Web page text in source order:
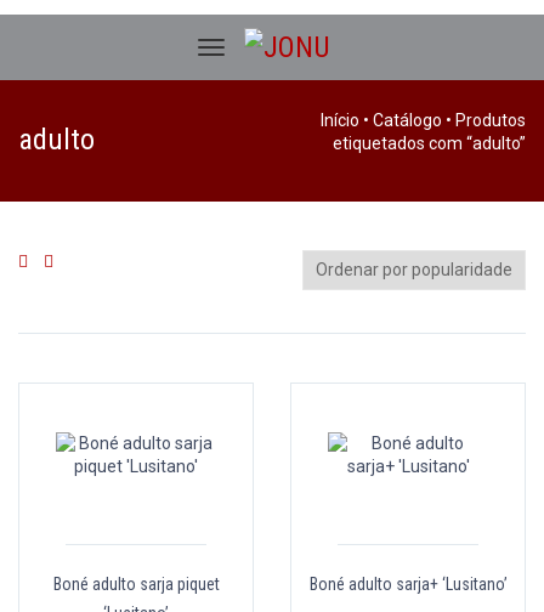
adulto
Início • Catálogo • Produtos
etiquetados com “adulto”
Boné adulto sarja piquet
Boné adulto sarja+ ‘Lusitano’